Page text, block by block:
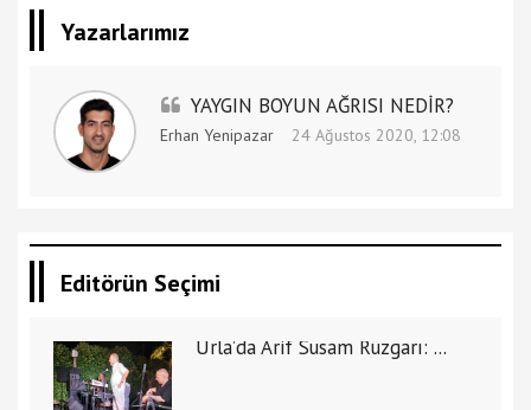
Yazarlarımız
YAYGIN BOYUN AĞRISI NEDİR?
Erhan Yenipazar 24 Ağustos 2020, 12:08
Editörün Seçimi
Urla’da Arif Susam Rüzgarı: ...